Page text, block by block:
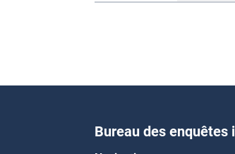
Bureau des enquêtes